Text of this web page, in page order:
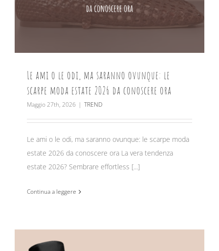
Le ami o le odi, ma saranno ovunque: le
scarpe moda estate 2026 da conoscere ora
Maggio 27th, 2026 | TREND
Le ami o le odi, ma saranno ovunque: le scarpe moda
estate 2026 da conoscere ora La vera tendenza
estate 2026? Sembrare effortless [...]
Continua a leggere